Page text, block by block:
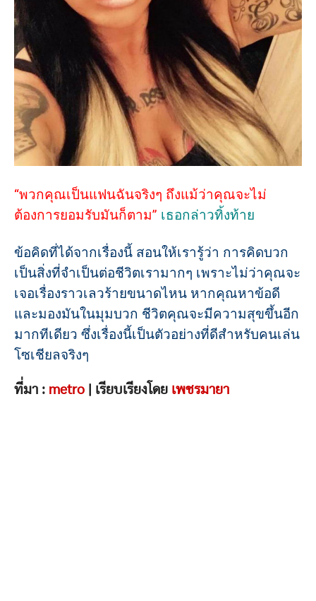
“พวกคุณเป็นแฟนฉันจริงๆ ถึงแม้ว่าคุณจะไม่
ต้องการยอมรับมันก็ตาม” เธอกล่าวทิ้งท้าย
ข้อคิดที่ได้จากเรื่องนี้ สอนให้เรารู้ว่า การคิดบวก
เป็นสิ่งที่จำเป็นต่อชีวิตเรามากๆ เพราะไม่ว่าคุณจะ
เจอเรื่องราวเลวร้ายขนาดไหน หากคุณหาข้อดี
และมองมันในมุมบวก ชีวิตคุณจะมีความสุขขึ้นอีก
มากทีเดียว ซึ่งเรื่องนี้เป็นตัวอย่างที่ดีสำหรับคนเล่น
โซเชียลจริงๆ
ที่มา : metro | เรียบเรียงโดย เพชรมายา